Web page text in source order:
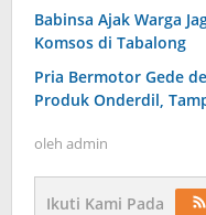
Babinsa Ajak Warga
Komsos di Tabalong
Pria Bermotor Gede
Produk Onderdil,
oleh admin
Ikuti Kami Pada